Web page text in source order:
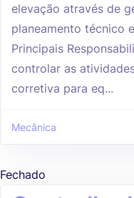
elevação através de
planeamento técnico
Principais
controlar as
corretiva para eq...
Mecânica
Fechado